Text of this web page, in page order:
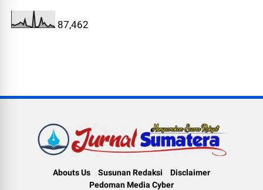
87,462
Abouts Us Susunan Redaksi
Disclaimer
Pedoman Media Cyber